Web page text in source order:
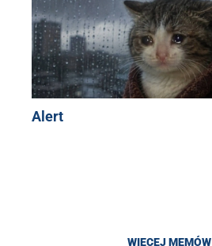
Alert
WIĘCEJ MEMÓW